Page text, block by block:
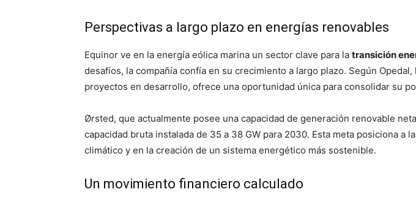
Perspectivas a largo plazo en energías renovables
Equinor ve en la energía eólica marina un sector clave para la transición
desafíos, la compañía confía en su crecimiento a largo plazo. Según Opedal,
proyectos en desarrollo, ofrece una oportunidad única para consolidar su
Ørsted, que actualmente posee una capacidad de generación renovable
capacidad bruta instalada de 35 a 38 GW para 2030. Esta meta posiciona
climático y en la creación de un sistema energético más sostenible.
Un movimiento financiero calculado